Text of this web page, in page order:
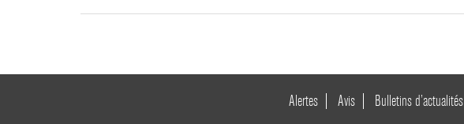
Alertes Avis Bulletins d’actualités